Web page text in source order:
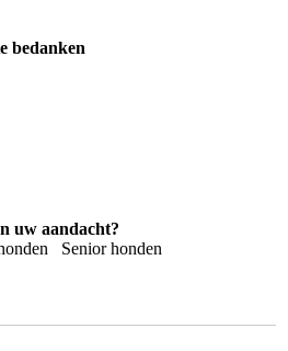
bedanken
uw aandacht?
Senior honden